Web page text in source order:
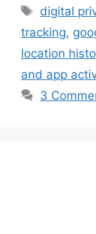
Tags
digital
tracking,
location
and app
3